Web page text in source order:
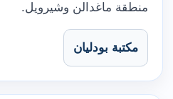
منطقة ماغدالن وشيرويل.
مكتبة بودليان